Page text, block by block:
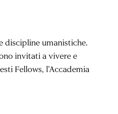
discipline umanistiche.
invitati a vivere e
Fellows, l’Accademia